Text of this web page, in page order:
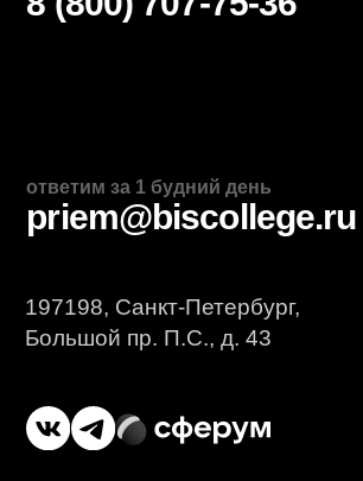
приемная комиссия
+7 (812) 615-86-17
8 (800) 707-75-36